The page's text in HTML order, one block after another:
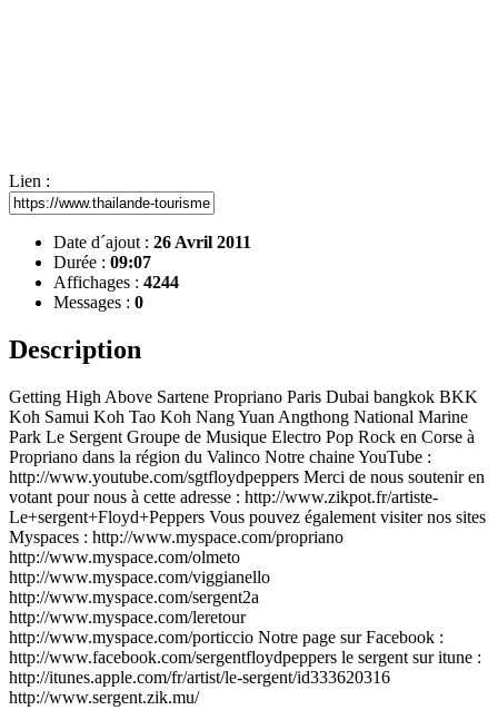
Lien :
Date d´ajout : 26 Avril 2011
Durée : 09:07
Affichages : 4244
Messages : 0
Description
Getting High Above Sartene Propriano Paris Dubai bangkok BKK
Koh Samui Koh Tao Koh Nang Yuan Angthong National Marine
Park Le Sergent Groupe de Musique Electro Pop Rock en Corse à
Propriano dans la région du Valinco Notre chaine YouTube :
http://www.youtube.com/sgtfloydpeppers Merci de nous soutenir en
votant pour nous à cette adresse : http://www.zikpot.fr/artiste-
Le+sergent+Floyd+Peppers Vous pouvez également visiter nos sites
Myspaces : http://www.myspace.com/propriano
http://www.myspace.com/olmeto
http://www.myspace.com/viggianello
http://www.myspace.com/sergent2a
http://www.myspace.com/leretour
http://www.myspace.com/porticcio Notre page sur Facebook :
http://www.facebook.com/sergentfloydpeppers le sergent sur itune :
http://itunes.apple.com/fr/artist/le-sergent/id333620316
http://www.sergent.zik.mu/